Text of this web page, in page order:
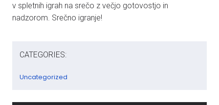
v spletnih igrah na srečo z večjo gotovostjo in
nadzorom. Srečno igranje!
CATEGORIES:
Uncategorized